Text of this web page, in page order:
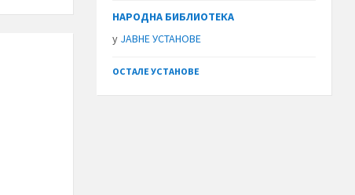
НАРОДНА БИБЛИОТЕКА
у ЈАВНЕ УСТАНОВЕ
ОСТАЛЕ УСТАНОВЕ